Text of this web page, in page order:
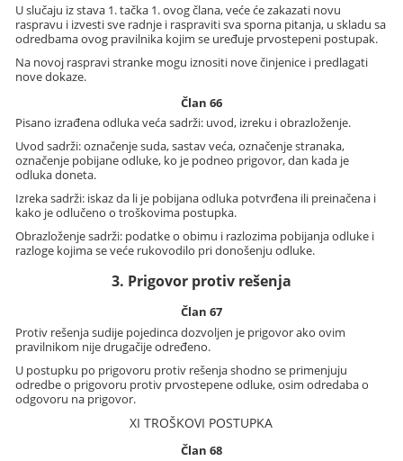
U slučaju iz stava 1. tačka 1. ovog člana, veće će zakazati novu
raspravu i izvesti sve radnje i raspraviti sva sporna pitanja, u skladu sa
odredbama ovog pravilnika kojim se uređuje prvostepeni postupak.
Na novoj raspravi stranke mogu iznositi nove činjenice i predlagati
nove dokaze.
Član 66
Pisano izrađena odluka veća sadrži: uvod, izreku i obrazloženje.
Uvod sadrži: označenje suda, sastav veća, označenje stranaka,
označenje pobijane odluke, ko je podneo prigovor, dan kada je
odluka doneta.
Izreka sadrži: iskaz da li je pobijana odluka potvrđena ili preinačena i
kako je odlučeno o troškovima postupka.
Obrazloženje sadrži: podatke o obimu i razlozima pobijanja odluke i
razloge kojima se veće rukovodilo pri donošenju odluke.
3. Prigovor protiv rešenja
Član 67
Protiv rešenja sudije pojedinca dozvoljen je prigovor ako ovim
pravilnikom nije drugačije određeno.
U postupku po prigovoru protiv rešenja shodno se primenjuju
odredbe o prigovoru protiv prvostepene odluke, osim odredaba o
odgovoru na prigovor.
XI TROŠKOVI POSTUPKA
Član 68